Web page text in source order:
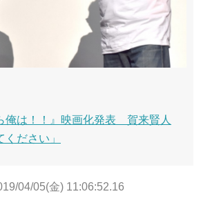
俺は！！』映画化発表 賀来賢人
ください」
04/05(金) 11:06:52.16